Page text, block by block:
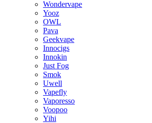
Wondervape
Yooz
OWL
Pava
Geekvape
Innocigs
Innokin
Just Fog
Smok
Uwell
Vapefly
Vaporesso
Voopoo
Yihi